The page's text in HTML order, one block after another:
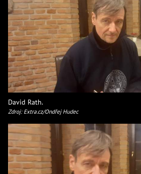
David Rath.
Zdroj: Extra.cz/Ondřej Hudec